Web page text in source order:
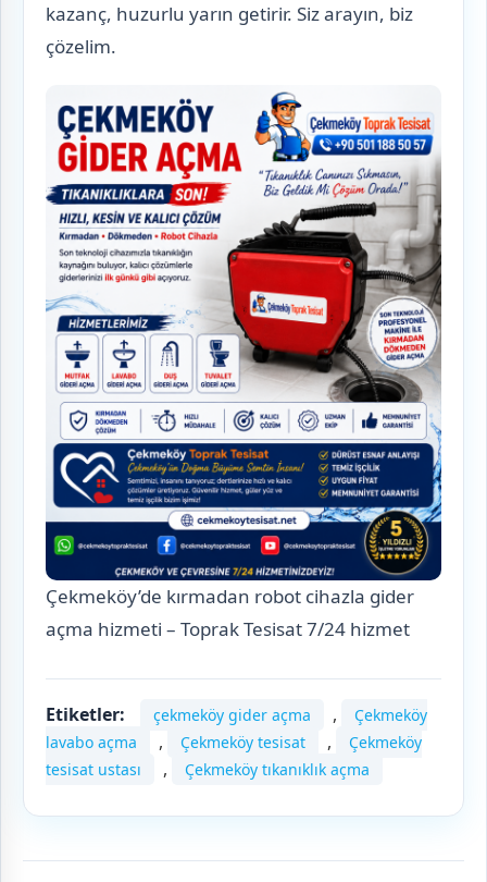
kazanç, huzurlu yarın getirir. Siz arayın, biz
çözelim.
Çekmeköy’de kırmadan robot cihazla gider
açma hizmeti – Toprak Tesisat 7/24 hizmet
Etiketler: çekmeköy gider açma ,
Çekmeköy
lavabo açma
, Çekmeköy tesisat ,
Çekmeköy
tesisat ustası
, Çekmeköy tıkanıklık açma